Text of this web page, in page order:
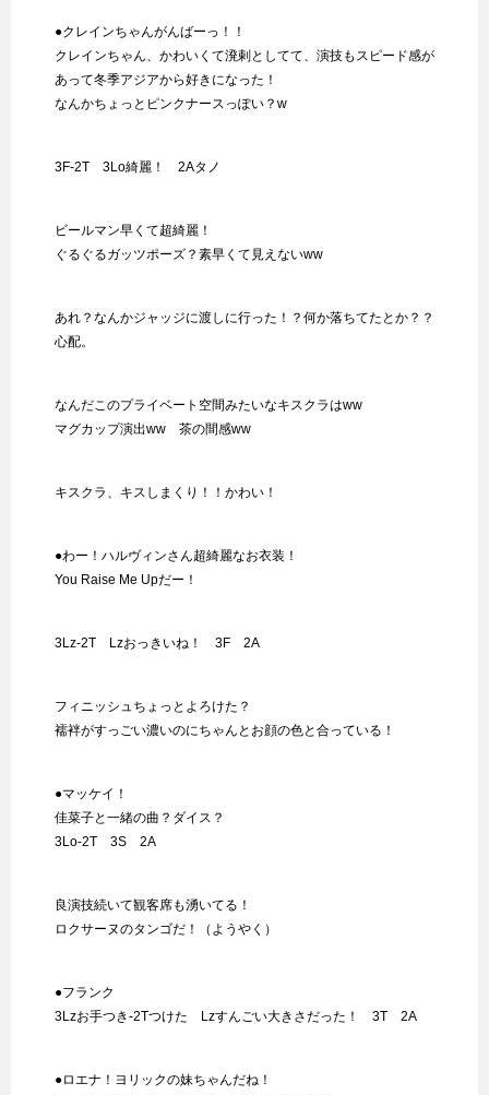
●クレインちゃんがんばーっ！！
クレインちゃん、かわいくて溌剌としてて、演技もスピード感が
あって冬季アジアから好きになった！
なんかちょっとピンクナースっぽい？w
3F-2T 3Lo綺麗！ 2Aタノ
ビールマン早くて超綺麗！
ぐるぐるガッツポーズ？素早くて見えないww
あれ？なんかジャッジに渡しに行った！？何か落ちてたとか？？
心配。
なんだこのプライベート空間みたいなキスクラはww
マグカップ演出ww 茶の間感ww
キスクラ、キスしまくり！！かわい！
●わー！ハルヴィンさん超綺麗なお衣装！
You Raise Me Upだー！
3Lz-2T Lzおっきいね！ 3F 2A
フィニッシュちょっとよろけた？
襦袢がすっごい濃いのにちゃんとお顔の色と合っている！
●マッケイ！
佳菜子と一緒の曲？ダイス？
3Lo-2T 3S 2A
良演技続いて観客席も湧いてる！
ロクサーヌのタンゴだ！（ようやく）
●フランク
3Lzお手つき-2Tつけた Lzすんごい大きさだった！ 3T 2A
●ロエナ！ヨリックの妹ちゃんだね！